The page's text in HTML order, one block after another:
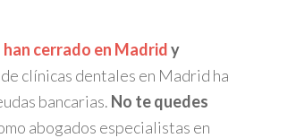
han cerrado en Madridy
clínicas dentales en Madrid ha
bancarias. No te quedes
abogados especialistas en